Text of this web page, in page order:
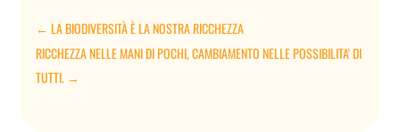
←LA BIODIVERSITÀ È LA NOSTRA RICCHEZZA
RICCHEZZA NELLE MANI DI POCHI, CAMBIAMENTO NELLE POSSIBILITA' DI
TUTTI. →